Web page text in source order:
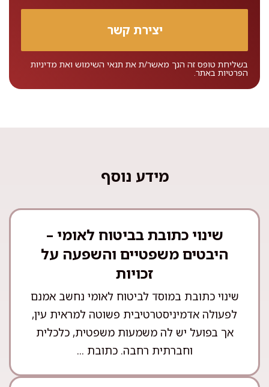
בשליחת טופס זה הנך מאשר/ת את תנאי השימוש ואת מדיניות
הפרטיות באתר.
מידע נוסף
שינוי כתובת בביטוח לאומי –
היבטים משפטיים והשפעה על
זכויות
שינוי כתובת במוסד לביטוח לאומי נחשב אמנם
לפעולה אדמיניסטרטיבית פשוטה למראית עין,
אך בפועל יש לה משמעות משפטית, כלכלית
וחברתית רחבה. כתובת ...